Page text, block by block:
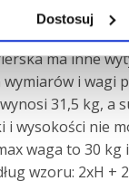
Dostosuj
wymiary i
ma inne
i wagi
31,5 kg, a
i wysokości nie
waga to 30
wzoru: 2xH +